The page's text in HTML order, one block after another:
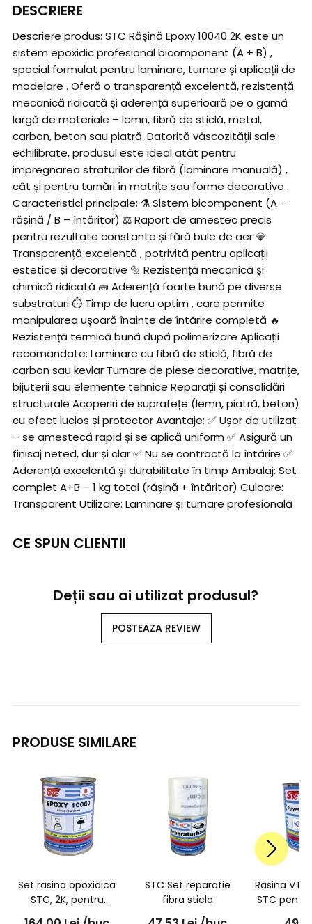
DESCRIERE
Descriere produs: STC Rășină Epoxy 10040 2K este un
sistem epoxidic profesional bicomponent (A + B) ,
special formulat pentru laminare, turnare și aplicații de
modelare . Oferă o transparență excelentă, rezistență
mecanică ridicată și aderență superioară pe o gamă
largă de materiale – lemn, fibră de sticlă, metal,
carbon, beton sau piatră. Datorită vâscozității sale
echilibrate, produsul este ideal atât pentru
impregnarea straturilor de fibră (laminare manuală) ,
cât și pentru turnări în matrițe sau forme decorative .
Caracteristici principale: ⚗️ Sistem bicomponent (A –
rășină / B – întăritor) ⚖️ Raport de amestec precis
pentru rezultate constante și fără bule de aer 💎
Transparență excelentă , potrivită pentru aplicații
estetice și decorative 🔩 Rezistență mecanică și
chimică ridicată 🧱 Aderență foarte bună pe diverse
substraturi ⏱️ Timp de lucru optim , care permite
manipularea ușoară înainte de întărire completă 🔥
Rezistență termică bună după polimerizare Aplicații
recomandate: Laminare cu fibră de sticlă, fibră de
carbon sau kevlar Turnare de piese decorative, matrițe,
bijuterii sau elemente tehnice Reparații și consolidări
structurale Acoperiri de suprafețe (lemn, piatră, beton)
cu efect lucios și protector Avantaje: ✅ Ușor de utilizat
– se amestecă rapid și se aplică uniform ✅ Asigură un
finisaj neted, dur și clar ✅ Nu se contractă la întărire ✅
Aderență excelentă și durabilitate în timp Ambalaj: Set
complet A+B – 1 kg total (rășină + întăritor) Culoare:
Transparent Utilizare: Laminare și turnare profesională
CE SPUN CLIENTII
Deții sau ai utilizat produsul?
POSTEAZA REVIEW
PRODUSE SIMILARE
Set rasina opoxidica
STC, 2K, pentru
laminare si turnare,
STC Set reparatie
fibra sticla
Rasina VT
STC